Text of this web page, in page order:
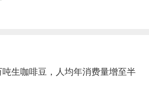
生咖啡豆，人均年消费量增至半